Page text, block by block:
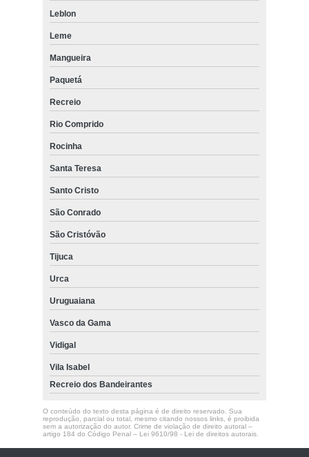
Leblon
Leme
Mangueira
Paquetá
Recreio
Rio Comprido
Rocinha
Santa Teresa
Santo Cristo
São Conrado
São Cristóvão
Tijuca
Urca
Uruguaiana
Vasco da Gama
Vidigal
Vila Isabel
Recreio dos Bandeirantes
O conteúdo do texto desta página é de direito reservado. Sua
reprodução, parcial ou total, mesmo citando nossos links, é proibida
sem a autorização do autor. Crime de violação de direito autoral –
artigo 184 do Código Penal – Lei 9610/98 - Lei de direitos autorais.